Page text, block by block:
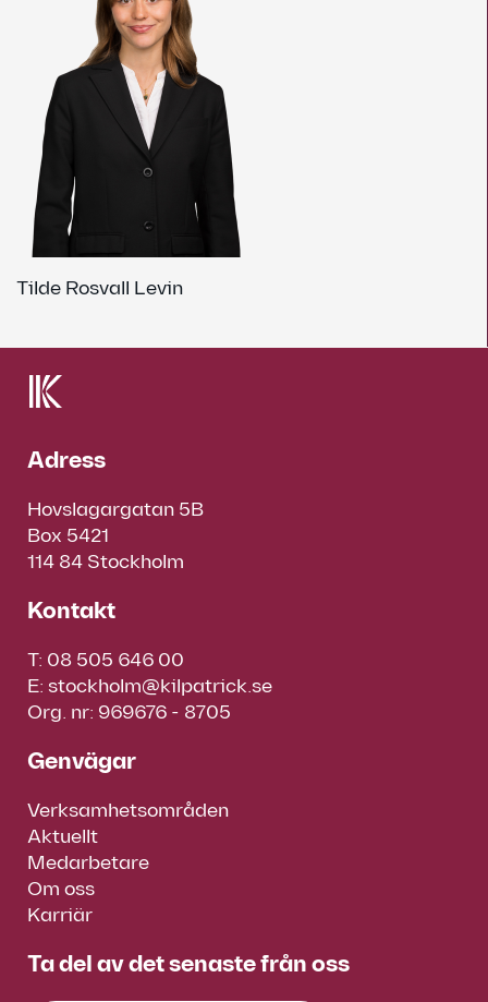
Tilde Rosvall Levin
Adress
Hovslagargatan 5B
Box 5421
114 84 Stockholm
Kontakt
T: 08 505 646 00
E: stockholm@kilpatrick.se
Org. nr: 969676 - 8705
Genvägar
Verksamhetsområden
Aktuellt
Medarbetare
Om oss
Karriär
Ta del av det senaste från oss